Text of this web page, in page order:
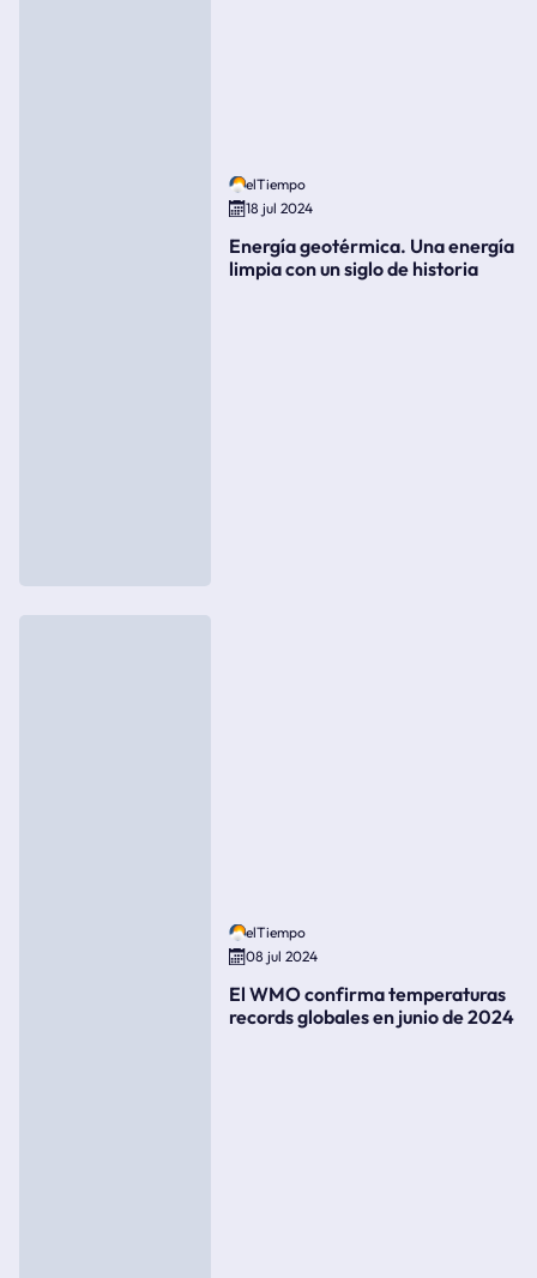
elTiempo
18 jul 2024
Energía geotérmica. Una energía
limpia con un siglo de historia
elTiempo
08 jul 2024
El WMO confirma temperaturas
records globales en junio de 2024